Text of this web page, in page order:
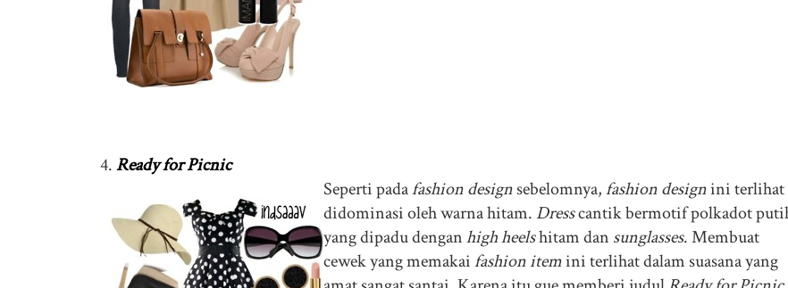
4.Ready for Picnic
Seperti padafashion designsebelomnya,fashion designini terlihat
didominasi oleh warna hitam.Dresscantik bermotif polkadot
yang dipadu denganhigh heelshitam dan sunglasses. Membuat
cewek yang memakaifashion itemini terlihat dalam suasana yang